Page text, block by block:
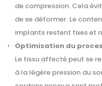
de compression. Cela
de se déformer. Le
implants restent fixes et
Optimisation du
Le tissu affecté peut se
à la légère pression du